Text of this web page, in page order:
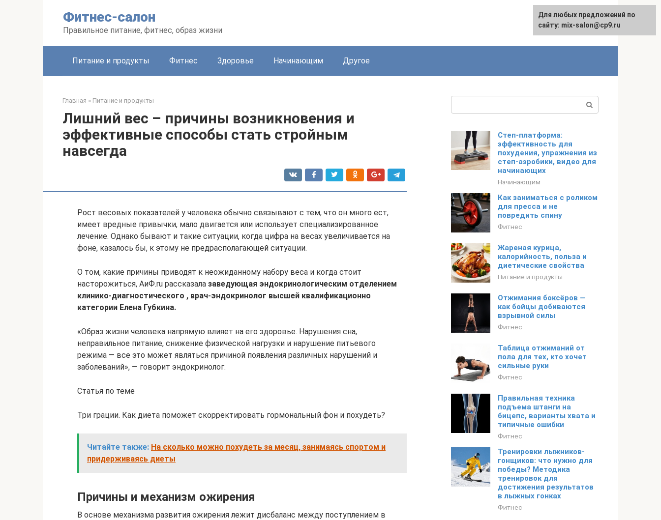
Фитнес-салон
Правильное питание, фитнес, образ жизни
Питание и продукты Фитнес Здоровье Начинающим Другое
Главная » Питание и продукты
Лишний вес – причины возникновения и
эффективные способы стать стройным
навсегда
Рост весовых показателей у человека обычно связывают с тем, что он много ест,
имеет вредные привычки, мало двигается или использует специализированное
лечение. Однако бывают и такие ситуации, когда цифра на весах увеличивается на
фоне, казалось бы, к этому не предрасполагающей ситуации.
О том, какие причины приводят к неожиданному набору веса и когда стоит
насторожиться, АиФ.ru рассказала заведующая эндокринологическим отделением
клинико-диагностического , врач-эндокринолог высшей квалификационно
категории Елена Губкина.
«Образ жизни человека напрямую влияет на его здоровье. Нарушения сна,
неправильное питание, снижение физической нагрузки и нарушение питьевого
режима — все это может являться причиной появления различных нарушений и
заболеваний», — говорит эндокринолог.
Статья по теме
Три грации. Как диета поможет скорректировать гормональный фон и похудеть?
Читайте также: На сколько можно похудеть за месяц, занимаясь спортом и
придерживаясь диеты
Причины и механизм ожирения
В основе механизма развития ожирения лежит дисбаланс между поступлением в
Степ-платформа:
эффективность для
похудения, упражнения из
степ-аэробики, видео для
начинающих
Начинающим
Как заниматься с роликом
для пресса и не
повредить спину
Фитнес
Жареная курица,
калорийность, польза и
диетические свойства
Питание и продукты
Отжимания боксёров —
как бойцы добиваются
взрывной силы
Фитнес
Таблица отжиманий от
пола для тех, кто хочет
сильные руки
Фитнес
Правильная техника
подъема штанги на
бицепс, варианты хвата и
типичные ошибки
Фитнес
Тренировки лыжников-
гонщиков: что нужно для
победы? Методика
тренировок для
достижения результатов
в лыжных гонках
Фитнес
Для любых предложений по
сайту: mix-salon@cp9.ru